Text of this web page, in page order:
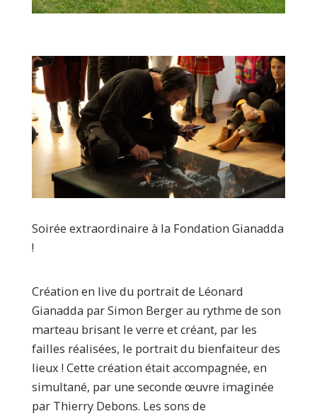
Soirée extraordinaire à la Fondation Gianadda
!
Création en live du portrait de Léonard
Gianadda par Simon Berger au rythme de son
marteau brisant le verre et créant, par les
failles réalisées, le portrait du bienfaiteur des
lieux ! Cette création était accompagnée, en
simultané, par une seconde œuvre imaginée
par Thierry Debons. Les sons de